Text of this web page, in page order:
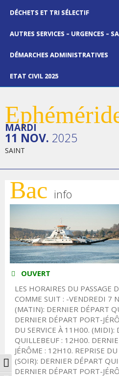
Passer en contraste
DÉCHETS ET TRI SÉLECTIF
AUTRES SERVICES – URGENCES –
DÉMARCHES ADMINISTRATIVES
ETAT CIVIL 2025
MARDI
11 NOV. 2025
SAINT
Bac info
OUVERT
LES HORAIRES DU PASSAGE
COMME SUIT : -VENDREDI 7
(MATIN): DERNIER DÉPART
DERNIER DÉPART PORT-
DU SERVICE À 11H00. (MIDI):
QUILLEBEUF : 12H00.
JÉRÔME : 12H10. REPRISE
(SOIR): DERNIER DÉPART
DERNIER DÉPART PORT-